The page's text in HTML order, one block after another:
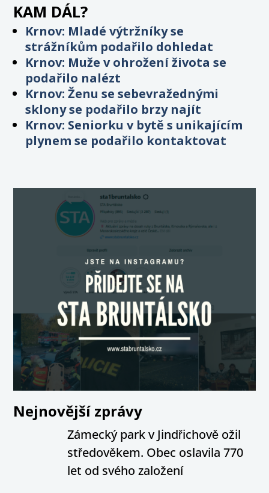
KAM DÁL?
Krnov: Mladé výtržníky se
strážníkům podařilo dohledat
Krnov: Muže v ohrožení života se
podařilo nalézt
Krnov: Ženu se sebevražednými
sklony se podařilo brzy najít
Krnov: Seniorku v bytě s unikajícím
plynem se podařilo kontaktovat
Nejnovější zprávy
Zámecký park v Jindřichově ožil
středověkem. Obec oslavila 770
let od svého založení